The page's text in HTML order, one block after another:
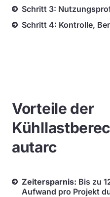
Schritt 3:
Schritt 4: Kontrolle,
Vorteile der
autarc
Zeitersparnis: Bis zu
Aufwand pro Projekt